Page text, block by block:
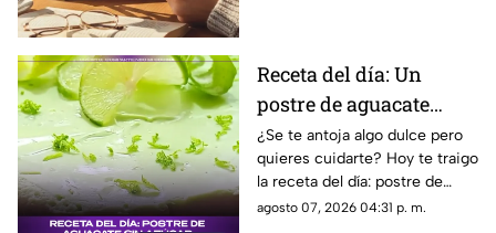
Receta del día: Un
postre de aguacate
saludable y sin azúcar
¿Se te antoja algo dulce pero
quieres cuidarte? Hoy te traigo
la receta del día: postre de
aguacate sin azúcar que te va
agosto 07, 2026 04:31 p. m.